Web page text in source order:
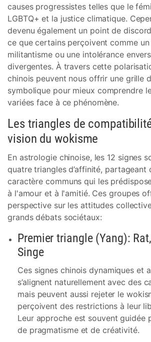
causes progressistes telles que le
LGBTQ+ et la justice climatique.
devenu également un point de
ce que certains perçoivent comme
militantisme ou une intolérance
divergentes. À travers cette
chinois peuvent nous offrir une grille
symbolique pour mieux comprendre
variées face à ce phénomène.
Les triangles de
vision du wokisme
En astrologie chinoise, les 12 signes
quatre triangles d’affinité, partageant
caractère communs qui les
à l'amour et à l'amitié. Ces groupes
perspective sur les attitudes
grands débats sociétaux:
Premier triangle (Yang):
Singe
Ces signes chinois dynamiques et
s’alignent naturellement avec des
mais peuvent aussi rejeter le
perçoivent des restrictions à leur
Leur approche est souvent guidée
de pragmatisme et de créativité.